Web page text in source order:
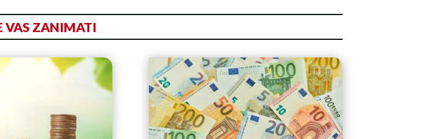
VAS ZANIMATI